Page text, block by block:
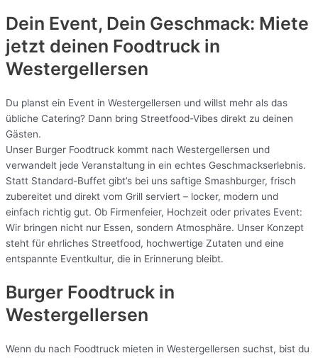
Dein Event, Dein Geschmack: Miete
jetzt deinen Foodtruck in
Westergellersen
Du planst ein Event in Westergellersen und willst mehr als das
übliche Catering? Dann bring Streetfood-Vibes direkt zu deinen
Gästen.
Unser Burger Foodtruck kommt nach Westergellersen und
verwandelt jede Veranstaltung in ein echtes Geschmackserlebnis.
Statt Standard-Buffet gibt’s bei uns saftige Smashburger, frisch
zubereitet und direkt vom Grill serviert – locker, modern und
einfach richtig gut. Ob Firmenfeier, Hochzeit oder privates Event:
Wir bringen nicht nur Essen, sondern Atmosphäre. Unser Konzept
steht für ehrliches Streetfood, hochwertige Zutaten und eine
entspannte Eventkultur, die in Erinnerung bleibt.
Burger Foodtruck in
Westergellersen
Wenn du nach Foodtruck mieten in Westergellersen suchst, bist du